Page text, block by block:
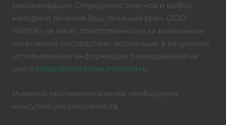
рекомендаций. Определяет диагноз и выбор
методики лечения Ваш лечащий врач. ООО
«НИКА» не несет ответственности за возможные
негативные последствия, возникшие в результате
использования информации, размещённой на
сайте https://sterlitamak.mrtshka.ru
Имеются противопоказания, необходима
консультация специалиста